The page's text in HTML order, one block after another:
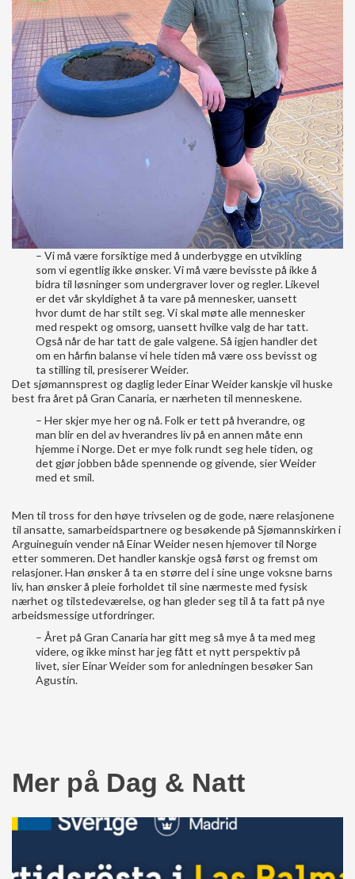
– Vi må være forsiktige med å underbygge en utvikling
som vi egentlig ikke ønsker. Vi må være bevisste på ikke å
bidra til løsninger som undergraver lover og regler. Likevel
er det vår skyldighet å ta vare på mennesker, uansett
hvor dumt de har stilt seg. Vi skal møte alle mennesker
med respekt og omsorg, uansett hvilke valg de har tatt.
Også når de har tatt de gale valgene. Så igjen handler det
om en hårfin balanse vi hele tiden må være oss bevisst og
ta stilling til, presiserer Weider.
Det sjømannsprest og daglig leder Einar Weider kanskje vil huske
best fra året på Gran Canaria, er nærheten til menneskene.
– Her skjer mye her og nå. Folk er tett på hverandre, og
man blir en del av hverandres liv på en annen måte enn
hjemme i Norge. Det er mye folk rundt seg hele tiden, og
det gjør jobben både spennende og givende, sier Weider
med et smil.
Men til tross for den høye trivselen og de gode, nære relasjonene
til ansatte, samarbeidspartnere og besøkende på Sjømannskirken i
Arguineguín vender nå Einar Weider nesen hjemover til Norge
etter sommeren. Det handler kanskje også først og fremst om
relasjoner. Han ønsker å ta en større del i sine unge voksne barns
liv, han ønsker å pleie forholdet til sine nærmeste med fysisk
nærhet og tilstedeværelse, og han gleder seg til å ta fatt på nye
arbeidsmessige utfordringer.
– Året på Gran Canaria har gitt meg så mye å ta med meg
videre, og ikke minst har jeg fått et nytt perspektiv på
livet, sier Einar Weider som for anledningen besøker San
Agustin.
Mer på Dag & Natt